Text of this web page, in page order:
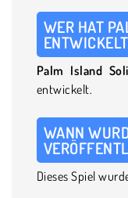
WER HAT
Palm Island
entwickelt.
WANN
Dieses Spiel